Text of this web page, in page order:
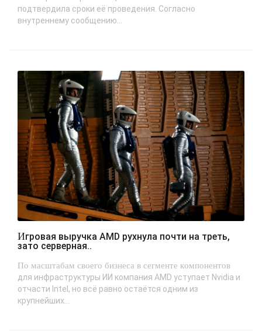
подтвердила сроки её проведения. Согласно
внутреннему сообщению...
Игровая выручка AMD рухнула почти на треть,
зато серверная..
По масштабам своего бизнеса в сегменте компонентов
для инфраструктуры ИИ компания AMD уступает Nvidia и
отчасти Intel, но всё равно остаётся одним из
крупнейших...